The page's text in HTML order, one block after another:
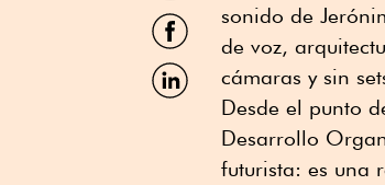
Twitter
Compartir
por
Facebook
Compartir
por
sonido de
de voz,
cámaras y sin
Desde el punto
Desarrollo
futurista: es una